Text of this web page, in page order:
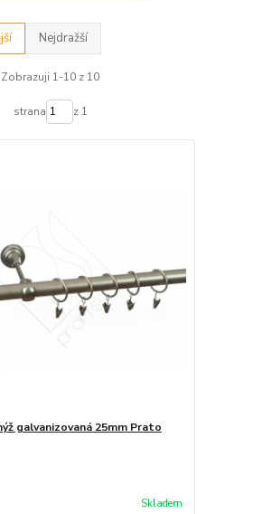
Nejdražší
Zobrazuji 1-10 z 10
strana z 1
galvanizovaná 25mm Prato
Skladem